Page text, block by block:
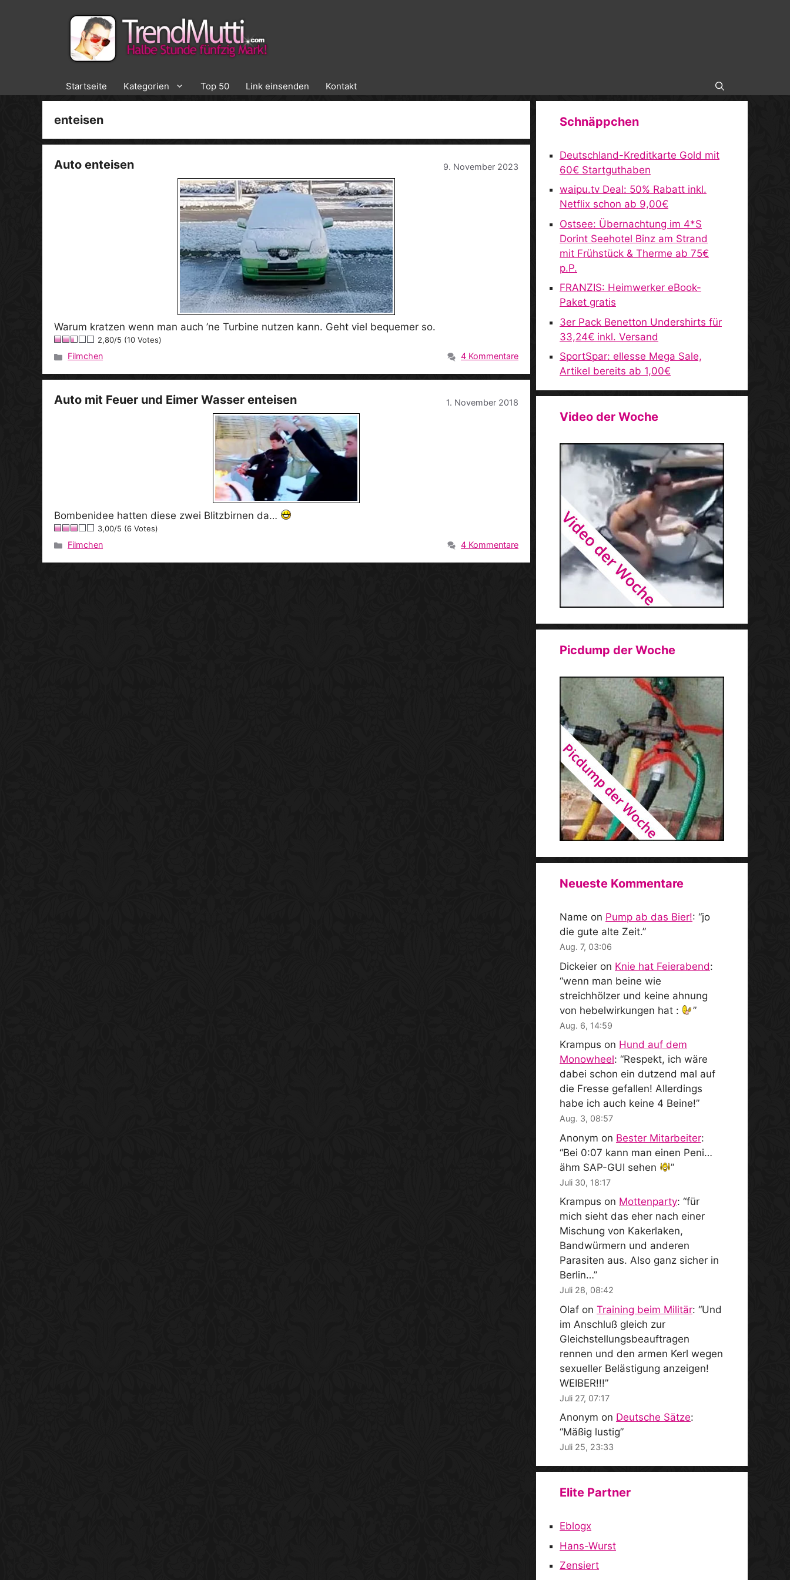
Startseite Kategorien Top 50 Link einsenden Kontakt
enteisen
Auto enteisen 9. November 2023
Warum kratzen wenn man auch ’ne Turbine nutzen kann. Geht viel bequemer so.
2,80/5 (10 Votes)
Kategorien
Filmchen 4 Kommentare
Auto mit Feuer und Eimer Wasser enteisen 1. November 2018
Bombenidee hatten diese zwei Blitzbirnen da…
3,00/5 (6 Votes)
Kategorien
Filmchen 4 Kommentare
Schnäppchen
Deutschland-Kreditkarte Gold mit
60€ Startguthaben
waipu.tv Deal: 50% Rabatt inkl.
Netflix schon ab 9,00€
Ostsee: Übernachtung im 4*S
Dorint Seehotel Binz am Strand
mit Frühstück & Therme ab 75€
p.P.
FRANZIS: Heimwerker eBook-
Paket gratis
3er Pack Benetton Undershirts für
33,24€ inkl. Versand
SportSpar: ellesse Mega Sale,
Artikel bereits ab 1,00€
Video der Woche
Picdump der Woche
Neueste Kommentare
Name on Pump ab das Bier!: “jo
die gute alte Zeit.”
Aug. 7, 03:06
Dickeier on Knie hat Feierabend:
“wenn man beine wie
streichhölzer und keine ahnung
von hebelwirkungen hat :
”
Aug. 6, 14:59
Krampus on Hund auf dem
Monowheel: “Respekt, ich wäre
dabei schon ein dutzend mal auf
die Fresse gefallen! Allerdings
habe ich auch keine 4 Beine!”
Aug. 3, 08:57
Anonym on Bester Mitarbeiter:
“Bei 0:07 kann man einen Peni…
ähm SAP-GUI sehen
”
Juli 30, 18:17
Krampus on Mottenparty: “für
mich sieht das eher nach einer
Mischung von Kakerlaken,
Bandwürmern und anderen
Parasiten aus. Also ganz sicher in
Berlin…”
Juli 28, 08:42
Olaf on Training beim Militär: “Und
im Anschluß gleich zur
Gleichstellungsbeauftragen
rennen und den armen Kerl wegen
sexueller Belästigung anzeigen!
WEIBER!!!”
Juli 27, 07:17
Anonym on Deutsche Sätze:
“Mäßig lustig”
Juli 25, 23:33
Elite Partner
Eblogx
Hans-Wurst
Zensiert